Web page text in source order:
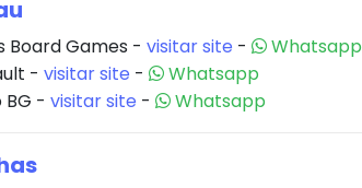
Board Games - visitar site -
Whatsapp
- visitar site -
Whatsapp
BG - visitar site - Whatsapp